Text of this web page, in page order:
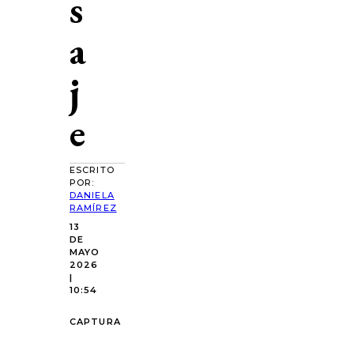
a
j
e
ESCRITO
POR:
DANIELA
RAMÍREZ
13
DE
MAYO
2026
|
10:54
CAPTURA